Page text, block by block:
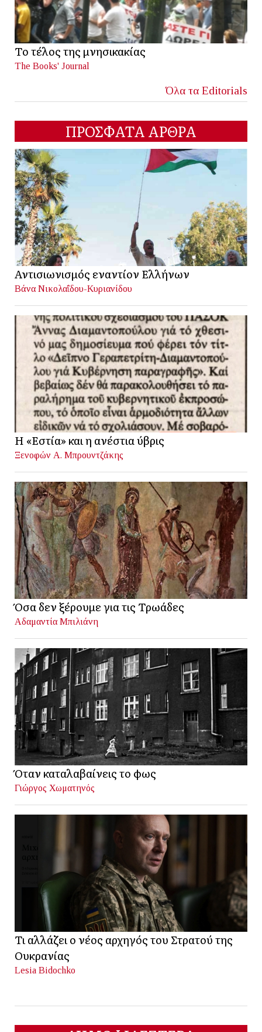
Το τέλος της μνησικακίας
The Books' Journal
Όλα τα Editorials
ΠΡΟΣΦΑΤΑ ΑΡΘΡΑ
Αντισιωνισμός εναντίον Ελλήνων
Βάνα Νικολαΐδου-Κυριανίδου
Η «Εστία» και η ανέστια ύβρις
Ξενοφών Α. Μπρουντζάκης
Όσα δεν ξέρουμε για τις Τρωάδες
Αδαμαντία Μπιλιάνη
Όταν καταλαβαίνεις το φως
Γιώργος Χωματηνός
Τι αλλάζει ο νέος αρχηγός του Στρατού της
Ουκρανίας
Lesia Bidochko